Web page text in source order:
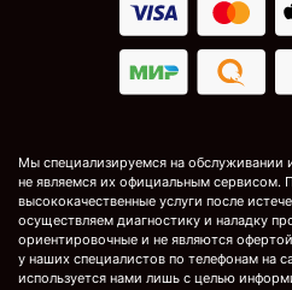
Мы специализируемся на обслуживании
не являемся их официальным сервисом.
высококачественные услуги после
осуществляем диагностику и наладку
ориентировочные и не являются
у наших специалистов по телефонам на
используется нами лишь с целью